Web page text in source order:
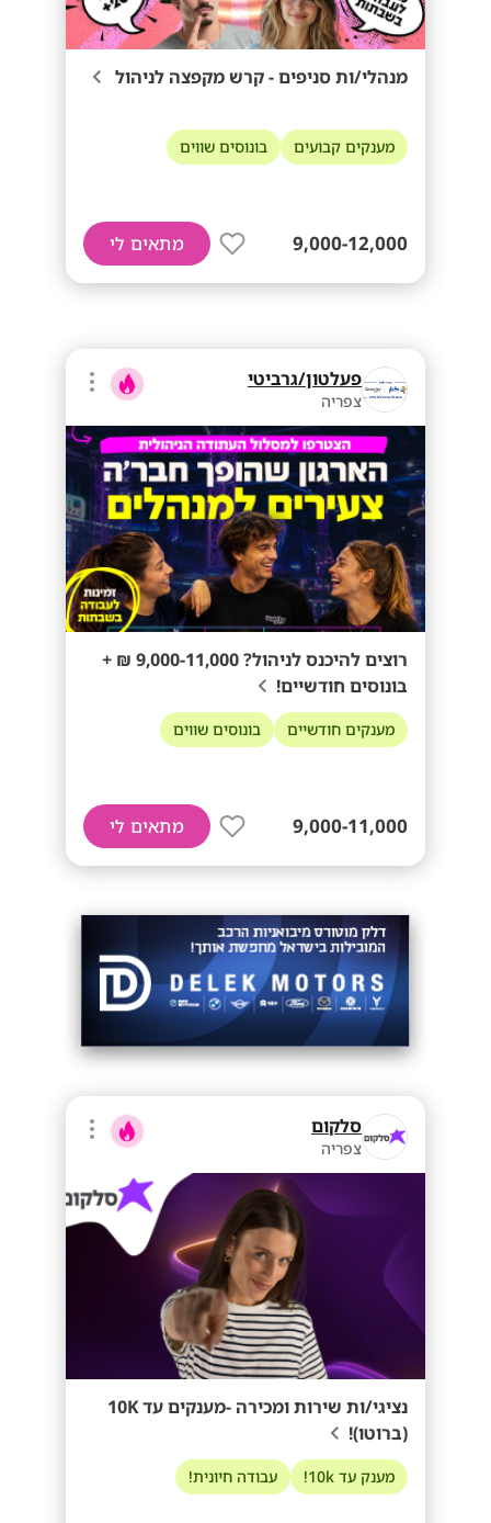
מנהלי/ות סניפים - קרש מקפצה לניהול
מענקים קבועים בונוסים שווים
9,000-12,000 מתאים לי
פעלטון/גרביטי
צפריה
רוצים להיכנס לניהול? 9,000-11,000 ₪ +
בונוסים חודשיים!
מענקים חודשיים בונוסים שווים
9,000-11,000 מתאים לי
סלקום
צפריה
נציגי/ות שירות ומכירה -מענקים עד 10K
(ברוטו)!
מענק עד 10k! עבודה חיונית!